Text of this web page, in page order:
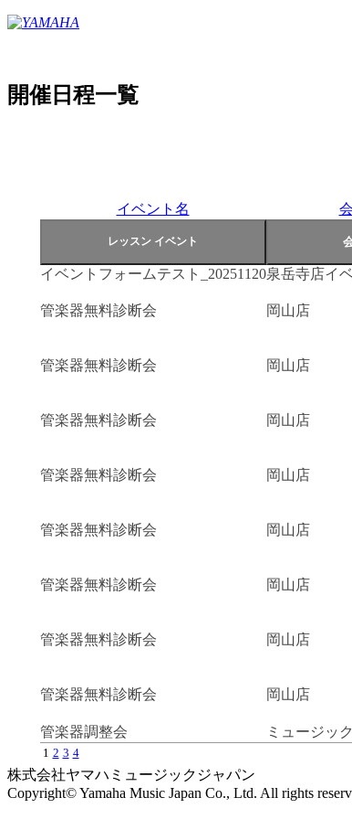
開催日程一覧
イベント名
イベントフォームテスト_20251120泉岳寺店イ
管楽器無料診断会 岡山店
管楽器無料診断会 岡山店
管楽器無料診断会 岡山店
管楽器無料診断会 岡山店
管楽器無料診断会 岡山店
管楽器無料診断会 岡山店
管楽器無料診断会 岡山店
管楽器無料診断会 岡山店
管楽器調整会 ミュージッ
1 2 3 4
株式会社ヤマハミュージックジャパン
Copyright© Yamaha Music Japan Co., Ltd. All rights